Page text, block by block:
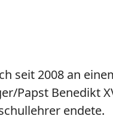
seit 2008 an
Papst Benedikt
endete.